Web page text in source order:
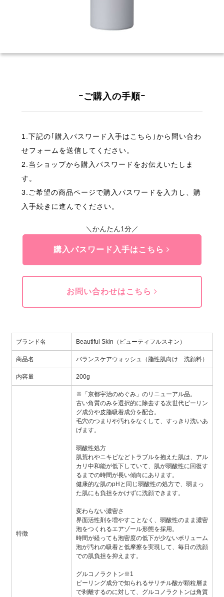
ｰご購入の手順ｰ
1.下記の｢購入パスワード入手はこちら｣から問い合わ
せフォームを送信してください。
2.当ショップから購入パスワードをお伝えいたしま
す。
3.ご希望の商品ページで購入パスワードを入力し、購
入手続きに進んでください。
＼かんたん1分／
購入パスワード入手はこちら
お問い合わせはこちら
ブランド名 Beautiful Skin（ビューティフルスキン）
商品名 バランスケアウォッシュ（脂性肌向け 洗顔料）
内容量 200g
特徴
※「京都宇治のめぐみ」のリニューアル品。
古い角質のみを選択的に除去する次世代ピーリン
グ成分や皮脂吸着成分を配合。
毛穴のつまりや汚れをなくして、すっきり洗いあ
げます。
弱酸性処方
肌荒れやニキビなどトラブルを抱えた肌は、アル
カリ中和能が低下していて、肌が弱酸性に回復す
るまでの時間が長い傾向にあります。
健康的な肌のpHと同じ弱酸性の処方で、弱まっ
た肌にも負担をかけずに洗顔できます。
変わらない濃密さ
界面活性剤を増やすことなく、弱酸性のまま濃密
泡をつくれるエアゾール形態を採用。
時間が経っても泡密度の低下が少ないボリューム
泡が汚れの吸着と低摩擦を実現して、毎日の洗顔
での肌負担を抑えます。
グルコノラクトン※1
ピーリング成分で知られるサリチル酸が顆粒層ま
で剥離するのに対して、グルコノラクトンは角質